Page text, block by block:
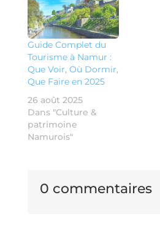
Guide Complet du
Tourisme à Namur :
Que Voir, Où Dormir,
Que Faire en 2025
26 août 2025
Dans "Culture &
patrimoine
Namurois"
0 commentaires